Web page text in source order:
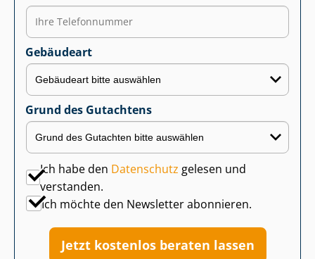
Gebäudeart
Grund des Gutachtens
Ich habe den Datenschutz gelesen und
verstanden.
Ich möchte den Newsletter abonnieren.
Jetzt kostenlos beraten lassen